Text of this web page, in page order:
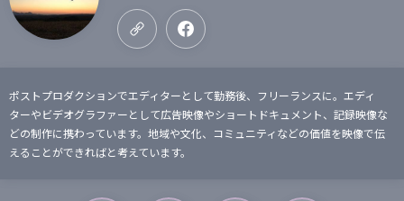
ポストプロダクションでエディターとして勤務後、フリーランスに。エディ
ターやビデオグラファーとして広告映像やショートドキュメント、記録映像な
どの制作に携わっています。地域や文化、コミュニティなどの価値を映像で伝
えることができればと考えています。